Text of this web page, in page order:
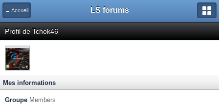
← Accueil LS forums
Profil de Tchok46
Mes informations
Groupe Members